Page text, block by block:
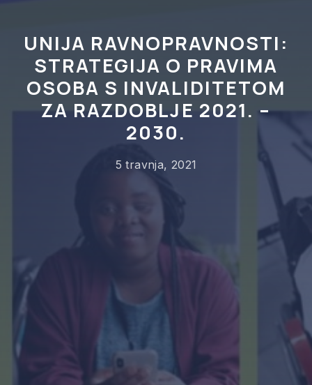
UNIJA RAVNOPRAVNOSTI:
STRATEGIJA O PRAVIMA
OSOBA S INVALIDITETOM
ZA RAZDOBLJE 2021. –
2030.
5 travnja, 2021